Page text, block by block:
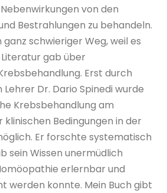
von den
Bestrahlungen zu behandeln.
ganz schwieriger Weg, weil es
gab über
Erst durch
Dr. Dario Spinedi wurde
Krebsbehandlung am
Bedingungen in der
Er forschte systematisch
sein Wissen unermüdlich
erlernbar und
werden konnte. Mein Buch gibt